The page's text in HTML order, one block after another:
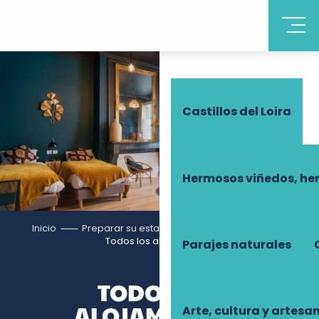
Descubrir Touraine
Castillos del Loira
Hermosos viñedos,
Parajes naturales
Arte, cultura y
Inicio Preparar su estancia
Todos los alojamientos
TODOS LOS